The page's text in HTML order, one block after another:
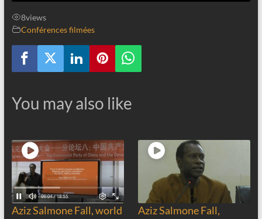
8views
Conférences filmées
You may also like
Aziz Salmone Fall, world
Aziz Salmone Fall,